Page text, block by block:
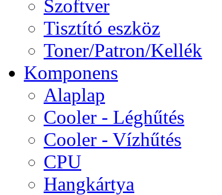
Szoftver
Tisztító eszköz
Toner/Patron/Kellék
Komponens
Alaplap
Cooler - Léghűtés
Cooler - Vízhűtés
CPU
Hangkártya